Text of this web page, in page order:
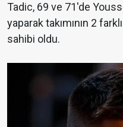
Tadic, 69 ve 71'de
yaparak takımının 2
sahibi oldu.